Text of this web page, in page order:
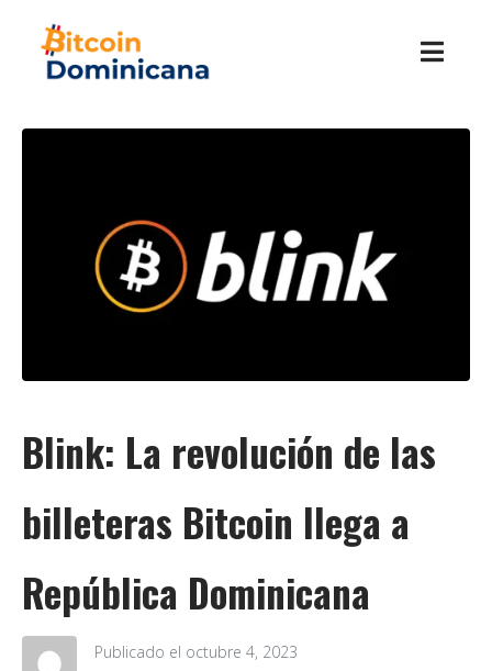
Publicado el octubre 4, 2023
Blink: La revolución de las
billeteras Bitcoin llega a
República Dominicana